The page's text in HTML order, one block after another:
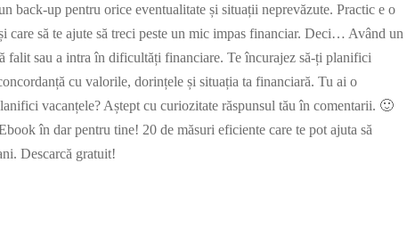
back-up pentru orice eventualitate și situații neprevăzute. Practic e o
care să te ajute să treci peste un mic impas financiar. Deci… Având un
falit sau a intra în dificultăți financiare. Te încurajez să-ți planifici
cu valorile, dorințele și situația ta financiară. Tu ai o
vacanțele? Aștept cu curiozitate răspunsul tău în comentarii. 🙂
în dar pentru tine! 20 de măsuri eficiente care te pot ajuta să
Descarcă gratuit!